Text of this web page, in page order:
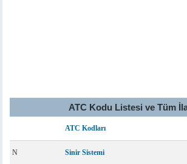
ATC Kodu Listesi ve Tüm
ATC Kodları
N Sinir Sistemi